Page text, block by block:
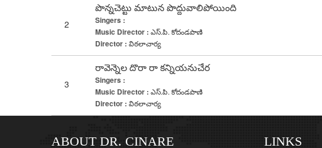
2
పొన్నచెట్టు మాటున పొద్దువాలిపోయింది
Singers :
Music Director : ఎస్.పి. కోదండపాణి
Director : విఠలాచార్య
3
రావెన్నెల దొరా రా కన్నియనుచేర
Singers :
Music Director : ఎస్.పి. కోదండపాణి
Director : విఠలాచార్య
ABOUT DR. CINARE LINKS